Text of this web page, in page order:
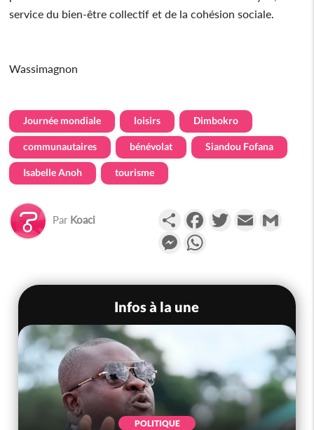
service du bien-être collectif et de la cohésion sociale.
Wassimagnon
Journée mondiale loisirs Dimbokro
communautaires bénévolat Siandou Fofana
Isabelle Anoh tourisme
Par Koaci PartagerFacebookTwitterEmail
Messenger
Infos à la une
POLITIQUE